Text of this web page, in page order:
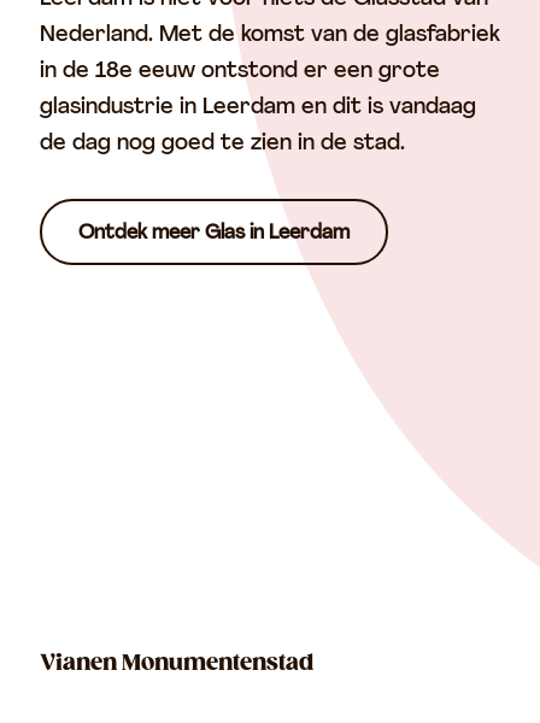
Nederland. Met de komst van de glasfabriek
in de 18e eeuw ontstond er een grote
glasindustrie in Leerdam en dit is vandaag
de dag nog goed te zien in de stad.
Ontdek meer Glas in Leerdam
Vianen Monumentenstad